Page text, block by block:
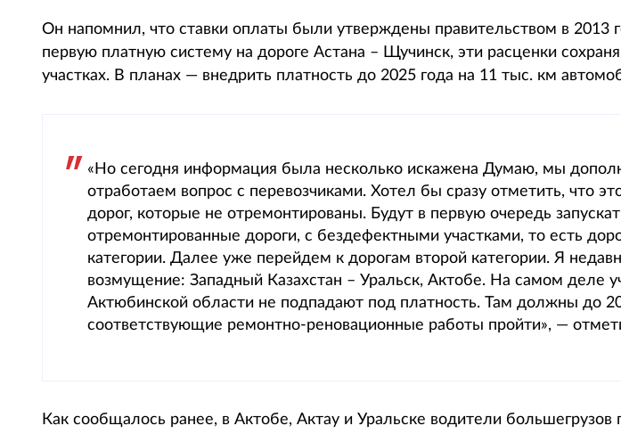
Он напомнил, что ставки оплаты были утверждены правительством в 2013
первую платную систему на дороге Астана – Щучинск, эти расценки
участках. В планах — внедрить платность до 2025 года на 11 тыс. км
«Но сегодня информация была несколько искажена Думаю, мы
отработаем вопрос с перевозчиками. Хотел бы сразу отметить, что
дорог, которые не отремонтированы. Будут в первую очередь
отремонтированные дороги, с бездефектными участками, то есть
категории. Далее уже перейдем к дорогам второй категории. Я
возмущение: Западный Казахстан – Уральск, Актобе. На самом деле
Актюбинской области не подпадают под платность. Там должны до
соответствующие ремонтно-реновационные работы пройти», —
Как сообщалось ранее, в Актобе, Актау и Уральске водители большегрузов